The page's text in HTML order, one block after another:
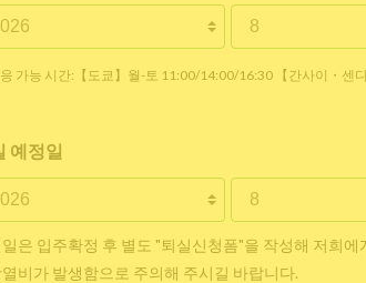
가능 시간:【도쿄】월-토 11:00/14:00/16:30 【간사이・센
예정일
일은 입주확정 후 별도 "퇴실신청폼"을 작성해 저희
열비가 발생함으로 주의해 주시길 바랍니다.